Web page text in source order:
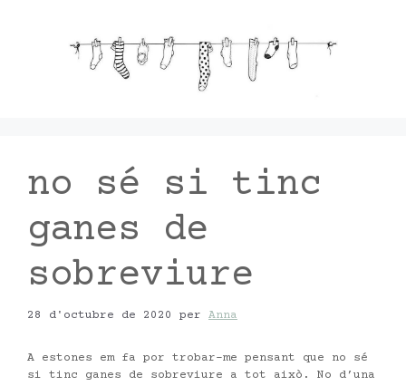
no sé si tinc
ganes de
sobreviure
28 d'octubre de 2020 per Anna
A estones em fa por trobar-me pensant que no sé
si tinc ganes de sobreviure a tot això. No d’una